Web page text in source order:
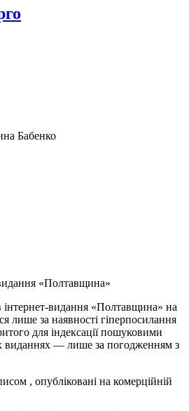
Бабенко
«Полтавщина»
інтернет-видання «Полтавщина» на
лише за наявності гіперпосилання
для індексації пошуковими
виданнях — лише за погодженням з
, опубліковані на комерційній